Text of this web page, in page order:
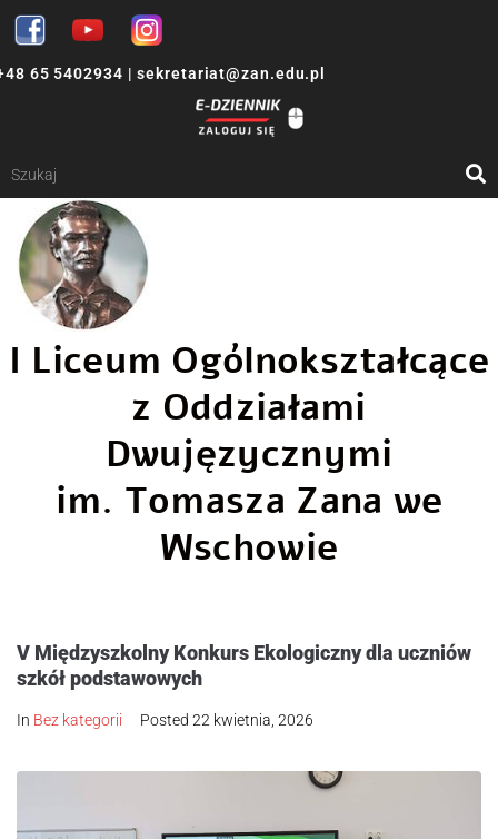
65 5402934 | sekretariat@zan.edu.pl
I Liceum Ogólnokształcące
z Oddziałami
Dwujęzycznymi
im. Tomasza Zana we
Wschowie
V Międzyszkolny Konkurs Ekologiczny dla uczniów
szkół podstawowych
In Bez kategorii Posted 22 kwietnia, 2026